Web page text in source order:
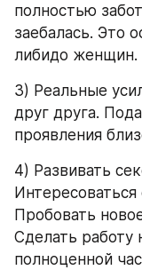
полностью
заебалась. Это
либидо женщин.
3) Реальные
друг друга.
проявления
4) Развивать
Пробовать
Сделать работу
полноценной